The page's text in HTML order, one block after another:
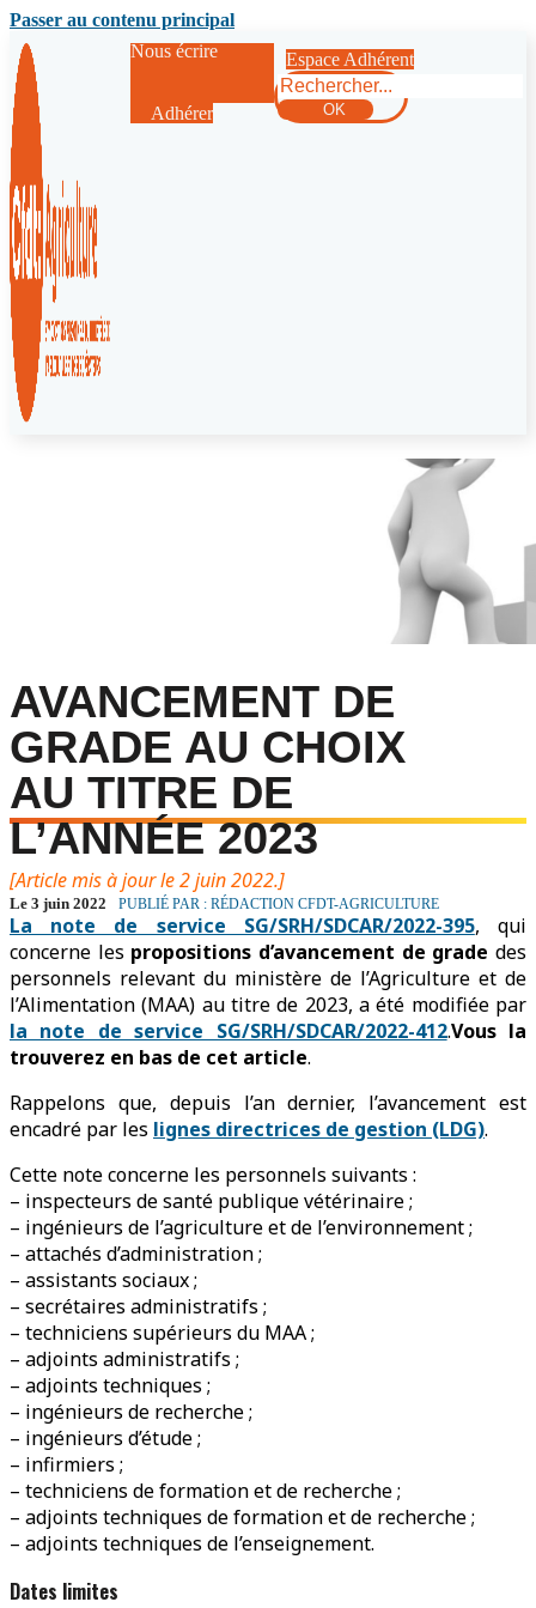
Passer au contenu principal
Nous écrire
Adhérer
Espace Adhérent
Rechercher
OK
AVANCEMENT DE
GRADE AU CHOIX
AU TITRE DE
L’ANNÉE 2023
Le 3 juin 2022 PUBLIÉ PAR : RÉDACTION CFDT-AGRICULTURE
[Article mis à jour le 2 juin 2022.]
La note de service SG/SRH/SDCAR/2022-395, qui
concerne les propositions d’avancement de grade des
personnels relevant du ministère de l’Agriculture et de
l’Alimentation (MAA) au titre de 2023, a été modifiée par
la note de service SG/SRH/SDCAR/2022-412.Vous la
trouverez en bas de cet article.
Rappelons que, depuis l’an dernier, l’avancement est
encadré par les lignes directrices de gestion (LDG).
Cette note concerne les personnels suivants :
– inspecteurs de santé publique vétérinaire ;
– ingénieurs de l’agriculture et de l’environnement ;
– attachés d’administration ;
– assistants sociaux ;
– secrétaires administratifs ;
– techniciens supérieurs du MAA ;
– adjoints administratifs ;
– adjoints techniques ;
– ingénieurs de recherche ;
– ingénieurs d’étude ;
– infirmiers ;
– techniciens de formation et de recherche ;
– adjoints techniques de formation et de recherche ;
– adjoints techniques de l’enseignement.
Dates limites